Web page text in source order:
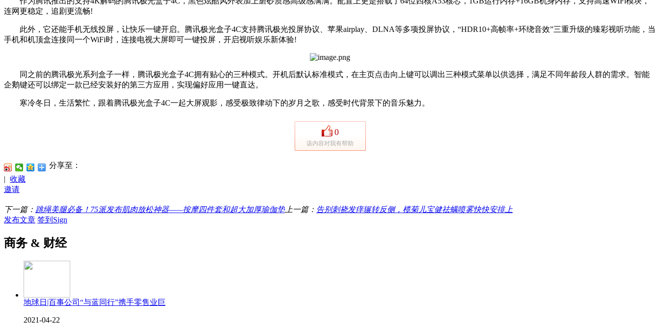
连网更稳定，追剧更流畅!
此外，它还能手机无线投屏，让快乐一键开启。腾讯极光盒子4C支持腾讯极光投屏协议、苹果airplay、DLNA等多项投屏协议，“HDR10+高帧率+环绕音效”三重升级的臻彩视听功能，当
手机和机顶盒连接同一个WiFi时，连接电视大屏即可一键投屏，开启视听娱乐新体验!
同之前的腾讯极光系列盒子一样，腾讯极光盒子4C拥有贴心的三种模式。开机后默认标准模式，在主页点击向上键可以调出三种模式菜单以供选择，满足不同年龄段人群的需求。智能
企鹅键还可以绑定一款已经安装好的第三方应用，实现偏好应用一键直达。
寒冷冬日，生活繁忙，跟着腾讯极光盒子4C一起大屏观影，感受极致律动下的岁月之歌，感受时代背景下的音乐魅力。
0
该内容对我有帮助
分享至：
| 收藏
邀请
下一篇： 跳绳美腿必备！75派发布肌肉放松神器——按摩四件套和超大加厚瑜伽垫上一篇： 告别刺挠发痒辗转反侧，榄菊儿宝健祛螨喷雾快快安排上
发布文章 签到Sign
商务 & 财经
地球日|百事公司“与蓝同行”携手零售业巨
2021-04-22